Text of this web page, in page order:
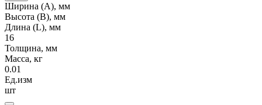
Ширина (А), мм
Высота (В), мм
Длина (L), мм
16
Толщина, мм
Масса, кг
0.01
Ед.изм
шт